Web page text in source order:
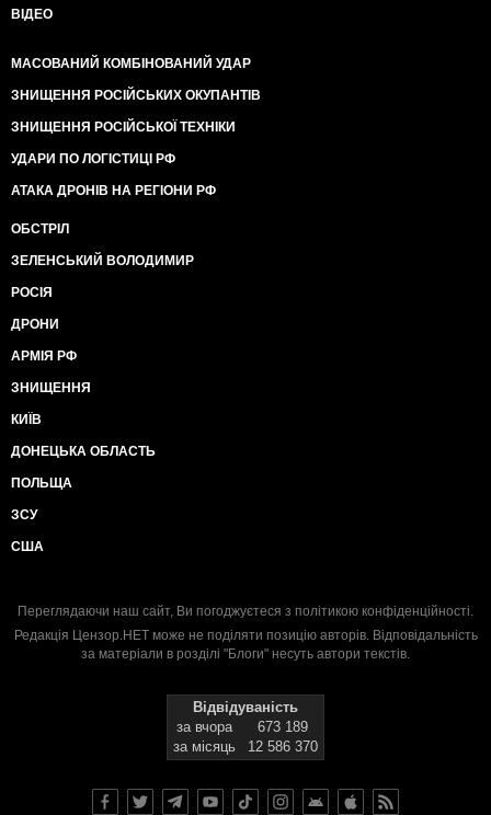
ВІДЕО
МАСОВАНИЙ КОМБІНОВАНИЙ УДАР
ЗНИЩЕННЯ РОСІЙСЬКИХ ОКУПАНТІВ
ЗНИЩЕННЯ РОСІЙСЬКОЇ ТЕХНІКИ
УДАРИ ПО ЛОГІСТИЦІ РФ
АТАКА ДРОНІВ НА РЕГІОНИ РФ
ОБСТРІЛ
ЗЕЛЕНСЬКИЙ ВОЛОДИМИР
РОСІЯ
ДРОНИ
АРМІЯ РФ
ЗНИЩЕННЯ
КИЇВ
ДОНЕЦЬКА ОБЛАСТЬ
ПОЛЬЩА
ЗСУ
США
Переглядаючи наш сайт, Ви погоджуєтеся з політикою конфіденційності.
Редакція Цензор.НЕТ може не поділяти позицію авторів. Відповідальність
за матеріали в розділі "Блоги" несуть автори текстів.
Відвідуваність
за вчора
673 189
за місяць
12 586 370